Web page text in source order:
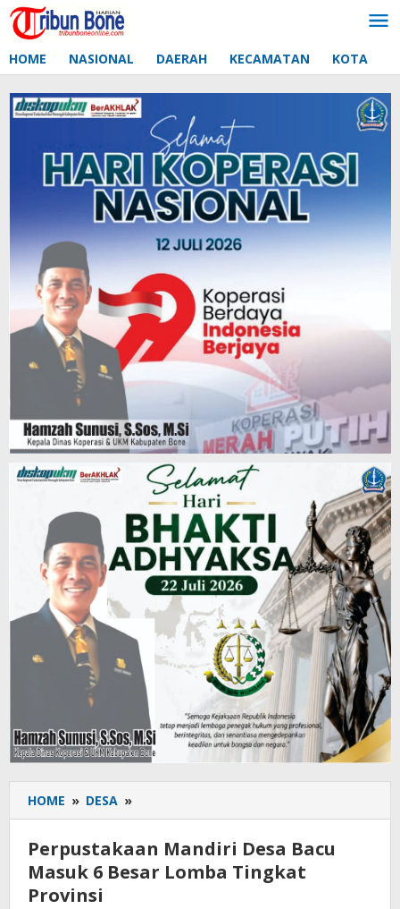
Lewati
ke
HOME NASIONAL DAERAH KECAMATAN KOTA
HOME » DESA »
Mandiri
Bacu
Masuk
Perpustakaan Mandiri Desa Bacu
Masuk 6 Besar Lomba Tingkat
Provinsi